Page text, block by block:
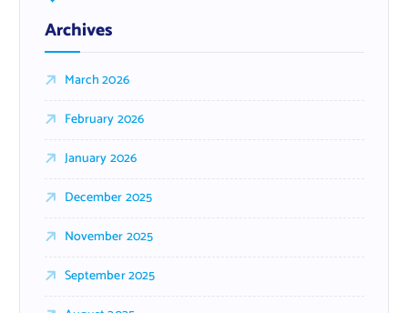
Archives
March 2026
February 2026
January 2026
December 2025
November 2025
September 2025